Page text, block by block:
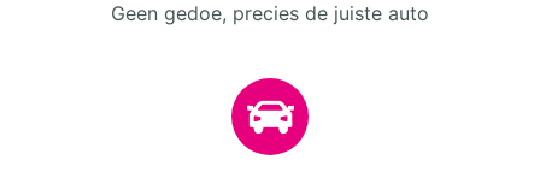
Geen gedoe, precies de juiste auto